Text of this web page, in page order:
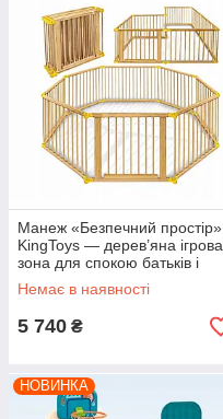
Манеж «Безпечний простір»
KingToys — дерев’яна ігрова
зона для спокою батьків і
комфорту малюка
Немає в наявності
5 740 ₴
НОВИНКА